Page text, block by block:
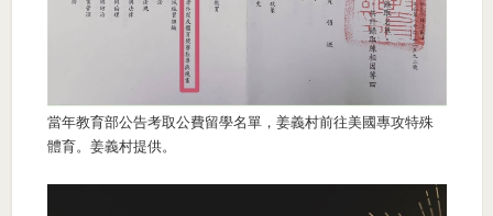
當年教育部公告考取公費留學名單，姜義村前往美國專攻特殊
體育。姜義村提供。